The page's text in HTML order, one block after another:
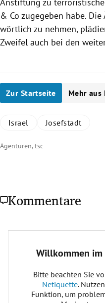
& Co zugegeben habe.
wörtlich zu nehmen,
Zweifel auch bei den
Zur Startseite Mehr aus
Israel Josefstadt
Agenturen, tsc
Kommentare